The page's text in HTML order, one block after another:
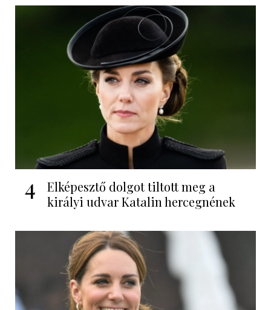
4
Elképesztő dolgot tiltott meg a
királyi udvar Katalin hercegnének